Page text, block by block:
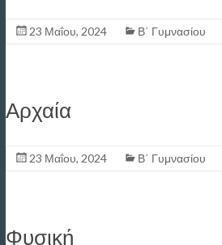
23 Μαΐου, 2024 Β΄ Γυμνασίου
Αρχαία
23 Μαΐου, 2024 Β΄ Γυμνασίου
Φυσική